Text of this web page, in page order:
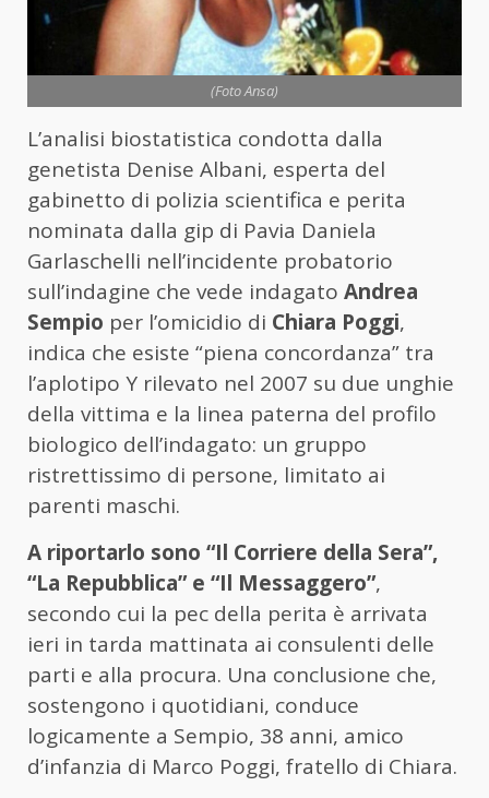
(Foto Ansa)
L’analisi biostatistica condotta dalla
genetista Denise Albani, esperta del
gabinetto di polizia scientifica e perita
nominata dalla gip di Pavia Daniela
Garlaschelli nell’incidente probatorio
sull’indagine che vede indagato Andrea
Sempio per l’omicidio di Chiara Poggi,
indica che esiste “piena concordanza” tra
l’aplotipo Y rilevato nel 2007 su due unghie
della vittima e la linea paterna del profilo
biologico dell’indagato: un gruppo
ristrettissimo di persone, limitato ai
parenti maschi.
A riportarlo sono “Il Corriere della Sera”,
“La Repubblica” e “Il Messaggero”,
secondo cui la pec della perita è arrivata
ieri in tarda mattinata ai consulenti delle
parti e alla procura. Una conclusione che,
sostengono i quotidiani, conduce
logicamente a Sempio, 38 anni, amico
d’infanzia di Marco Poggi, fratello di Chiara.